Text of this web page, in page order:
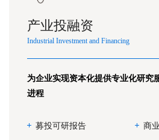
产业投融资
Industrial Investment and Financing
为企业实现资本化提供专业化研究
进程
募投可研报告 商